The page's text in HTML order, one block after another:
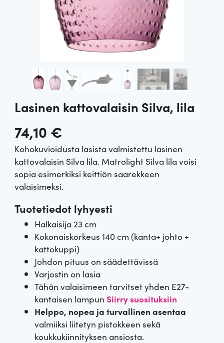
Lasinen kattovalaisin Silva, lila
74,10 €
Kohokuvioidusta lasista valmistettu lasinen
kattovalaisin Silva lila. Matrolight Silva lila voisi
sopia esimerkiksi keittiön saarekkeen
valaisimeksi.
Tuotetiedot lyhyesti
Halkaisija 23 cm
Kokonaiskorkeus 140 cm (kanta+ johto +
kattokuppi)
Johdon pituus on säädettävissä
Varjostin on lasia
Tähän valaisimeen tarvitset yhden E27-
kantaisen lampun Siirry suosituksiin
Helppo, nopea ja turvallinen asentaa
valmiiksi liitetyn pistokkeen sekä
koukkukiinnityksen ansiosta.